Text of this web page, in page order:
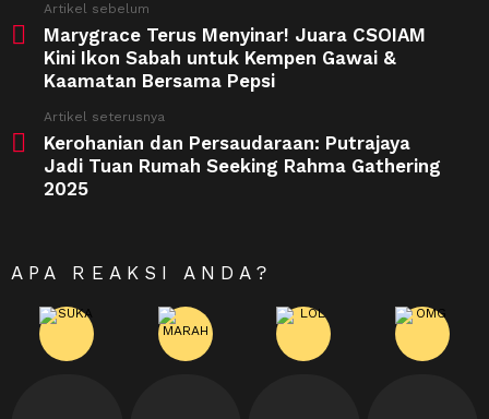
more
Artikel sebelum
Marygrace Terus Menyinar! Juara CSOIAM
Kini Ikon Sabah untuk Kempen Gawai &
Kaamatan Bersama Pepsi
Artikel seterusnya
Kerohanian dan Persaudaraan: Putrajaya
Jadi Tuan Rumah Seeking Rahma Gathering
2025
APA REAKSI ANDA?